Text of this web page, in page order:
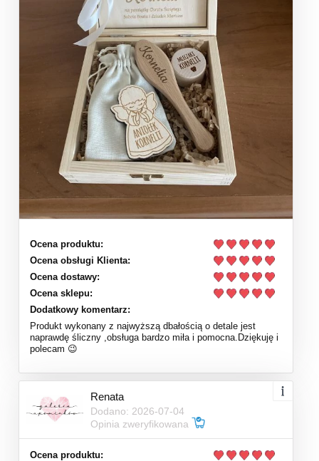
Ocena produktu:
Ocena obsługi Klienta:
Ocena dostawy:
Ocena sklepu:
Dodatkowy komentarz:
Produkt wykonany z najwyższą dbałością o detale jest
naprawdę śliczny ,obsługa bardzo miła i pomocna.Dziękuję i
polecam 😉
Renata
Dodano: 2026-07-04
Opinia zweryfikowana
Ocena produktu: